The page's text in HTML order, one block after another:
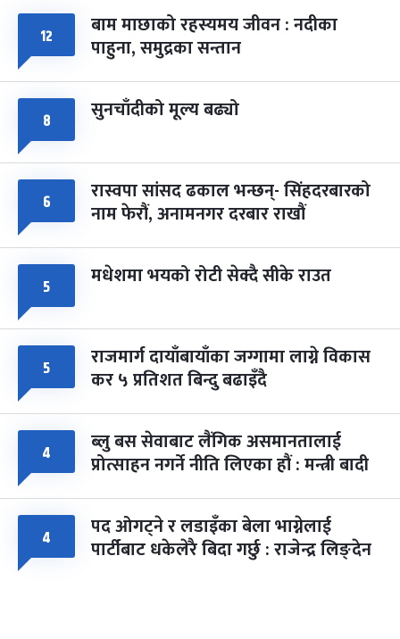
८ फागुपूर्णिमा
चैत्र ८, २०८३-Mar 22, 2027
७ महिना बाँकी
१२ बाम माछाको रहस्यमय जीवन : नदीका
पाहुना, समुद्रका सन्तान
८ सुनचाँदीको मूल्य बढ्यो
६ रास्वपा सांसद ढकाल भन्छन्- सिंहदरबारको
नाम फेरौं, अनामनगर दरबार राखौं
५ मधेशमा भयको रोटी सेक्दै सीके राउत
५ राजमार्ग दायाँबायाँका जग्गामा लाग्ने विकास
कर ५ प्रतिशत बिन्दु बढाइँदै
४ ब्लु बस सेवाबाट लैंगिक असमानतालाई
प्रोत्साहन नगर्ने नीति लिएका हौं : मन्त्री बादी
४ पद ओगट्ने र लडाइँका बेला भाग्नेलाई
पार्टीबाट धकेलेरै बिदा गर्छु : राजेन्द्र लिङ्देन